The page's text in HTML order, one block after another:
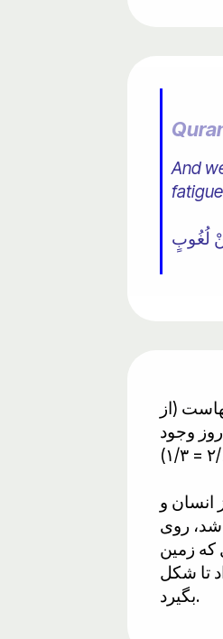
And
(از
جمله من و شما) را در شش روز آفریده است، به این معنی است که او به دوره وجود اشاره می‌کند. زمین به مدت ۲ روز از ۶ روز وجود
انسان و
روی
که زمین
تا شکل
بگیرد.